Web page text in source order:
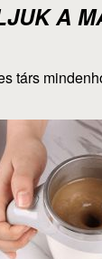
A
társ